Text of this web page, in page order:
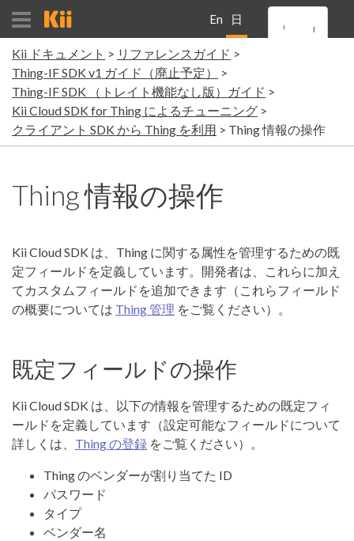
En
gli
sh
日
本
語
Kii ドキュメント
リファレンスガイド
Thing-IF SDK v1 ガイド（廃止予定）
Thing-IF SDK （トレイト機能なし版）ガイド
Kii Cloud SDK for Thing によるチューニング
クライアント SDK から Thing を利用
Thing 情報の操作
Thing 情報の操作
Kii Cloud SDK は、Thing に関する属性を管理するための既
定フィールドを定義しています。開発者は、これらに加え
てカスタムフィールドを追加できます（これらフィールド
の概要については Thing 管理 をご覧ください）。
既定フィールドの操作
Kii Cloud SDK は、以下の情報を管理するための既定フィ
ールドを定義しています（設定可能なフィールドについて
詳しくは、 Thing の登録 をご覧ください）。
Thing のベンダーが割り当てた ID
パスワード
タイプ
ベンダー名